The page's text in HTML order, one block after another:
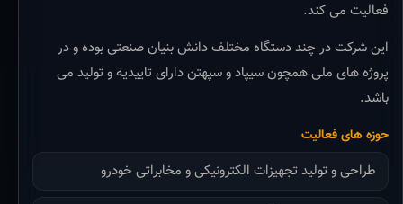
فعالیت می کند.
این شرکت در چند دستگاه مختلف دانش بنیان صنعتی بوده و در
پروژه های ملی همچون سیپاد و سپهتن دارای تاییدیه و تولید می
باشد.
حوزه های فعالیت
طراحی و تولید تجهیزات الکترونیکی و مخابراتی خودرو